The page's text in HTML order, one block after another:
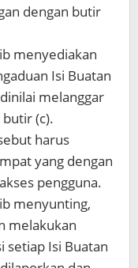
dengan butir
menyediakan
Isi Buatan
melanggar
(c).
harus
yang dengan
pengguna.
menyunting,
melakukan
setiap Isi Buatan